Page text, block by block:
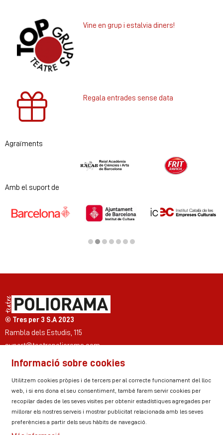
Vine en grup i estalvia diners!
Regala entrades sense data
Agraïments
Diapositiva 1 de 2
Amb el suport de
© Tres per 3 S.A 2023
Rambla dels Estudis, 115
suport@teatrepoliorama.com
Link a instagram
Link a youtube
Link a twitter
Link a facebook
Link a ticktok
Link a linkedin
Sitemap Avís Legal
Ús de Cookies
Informació sobre cookies
Utilitzem cookies pròpies i de tercers per al correcte funcionament del lloc
web, i si ens dona el seu consentiment, també farem servir cookies per
recopilar dades de les seves visites per obtenir estadístiques agregades per
millorar els nostres serveis i mostrar publicitat relacionada amb les seves
preferències a partir dels seus hàbits de navegació.